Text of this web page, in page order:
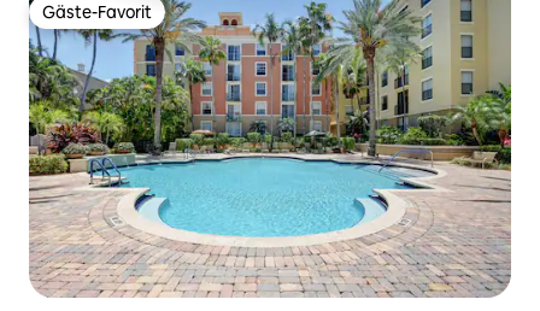
Gäste-Favorit
Gäste-Favorit